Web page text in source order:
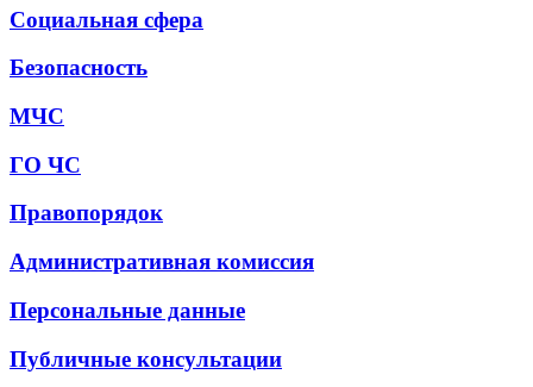
Социальная сфера
Безопасность
МЧС
ГО ЧС
Правопорядок
Административная комиссия
Персональные данные
Публичные консультации